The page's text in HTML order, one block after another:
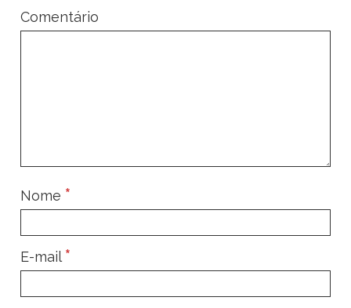
Comentário
Nome *
E-mail*